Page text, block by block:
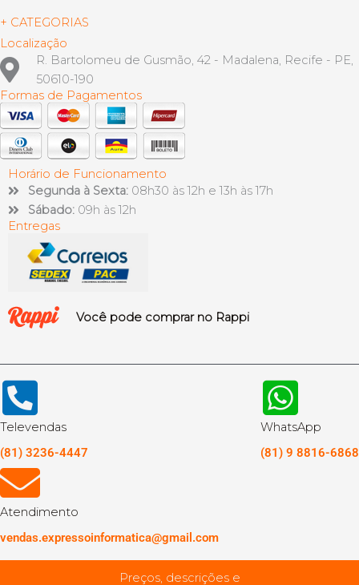
+ CATEGORIAS
Localização
R. Bartolomeu de Gusmão, 42 - Madalena, Recife - PE,
50610-190
Formas de Pagamentos
Horário de Funcionamento
Segunda à Sexta: 08h30 às 12h e 13h às 17h
Sábado: 09h às 12h
Entregas
Você pode comprar no Rappi
Televendas
(81) 3236-4447
WhatsApp
(81) 9 8816-6868
Atendimento
vendas.expressoinformatica@gmail.com
Preços, descrições e